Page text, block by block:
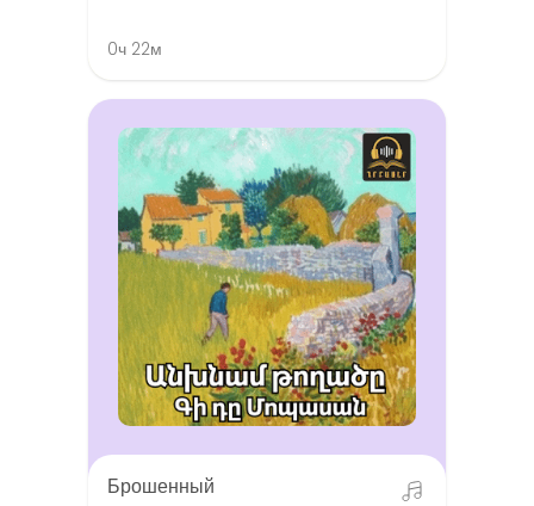
0ч 22м
Брошенный